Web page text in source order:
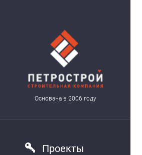
Основана в 2006 году
Проекты